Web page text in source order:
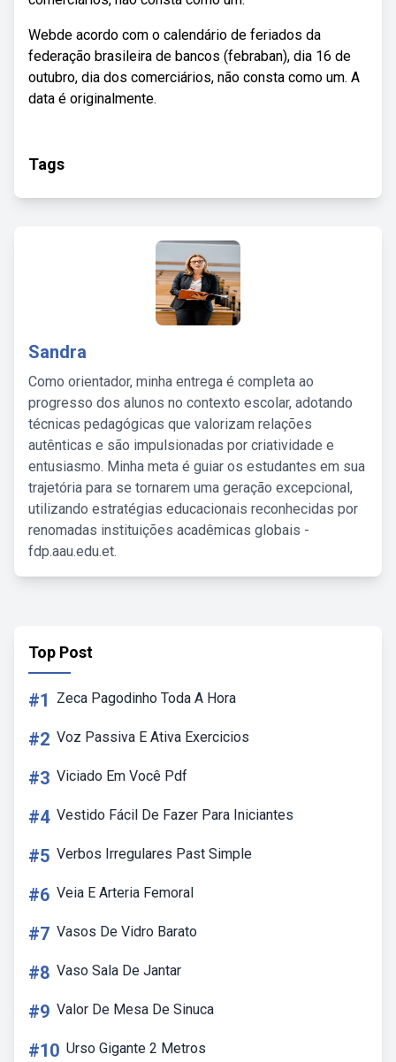
Webde acordo com o calendário de feriados da
federação brasileira de bancos (febraban), dia 16 de
outubro, dia dos comerciários, não consta como um. A
data é originalmente.
Tags
Sandra
Como orientador, minha entrega é completa ao
progresso dos alunos no contexto escolar, adotando
técnicas pedagógicas que valorizam relações
autênticas e são impulsionadas por criatividade e
entusiasmo. Minha meta é guiar os estudantes em sua
trajetória para se tornarem uma geração excepcional,
utilizando estratégias educacionais reconhecidas por
renomadas instituições acadêmicas globais -
fdp.aau.edu.et.
Top Post
#1 Zeca Pagodinho Toda A Hora
#2 Voz Passiva E Ativa Exercicios
#3 Viciado Em Você Pdf
#4 Vestido Fácil De Fazer Para Iniciantes
#5 Verbos Irregulares Past Simple
#6 Veia E Arteria Femoral
#7 Vasos De Vidro Barato
#8 Vaso Sala De Jantar
#9 Valor De Mesa De Sinuca
#10 Urso Gigante 2 Metros